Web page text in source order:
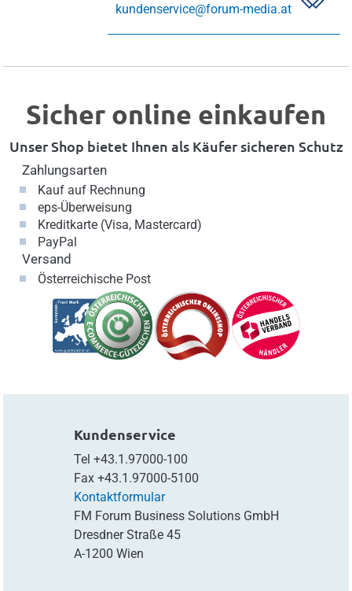
kundenservice@forum-media.at
Sicher online einkaufen
Unser Shop bietet Ihnen als Käufer sicheren Schutz
Zahlungsarten
Kauf auf Rechnung
eps-Überweisung
Kreditkarte (Visa, Mastercard)
PayPal
Versand
Österreichische Post
Kundenservice
Tel +43.1.97000-100
Fax +43.1.97000-5100
Kontaktformular
FM Forum Business Solutions GmbH
Dresdner Straße 45
A-1200 Wien